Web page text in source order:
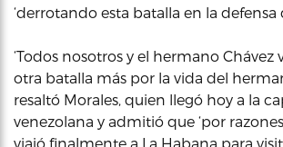
‘derrotando esta batalla en la defensa
‘Todos nosotros y el hermano Chávez
otra batalla más por la vida del
resaltó Morales, quien llegó hoy a la
venezolana y admitió que ‘por
viajó finalmente a La Habana para